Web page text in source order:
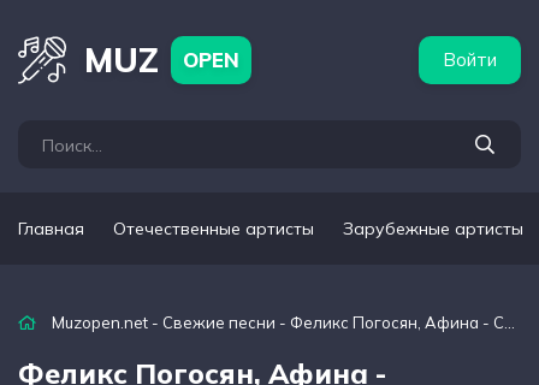
MUZ OPEN Войти
Главная Отечественные артисты Зарубежные артисты
Muzopen.net - Свежие песни - Феликс Погосян, Афина - Сумасшедшая луна
Феликс Погосян, Афина -
артисты Популярные подборки